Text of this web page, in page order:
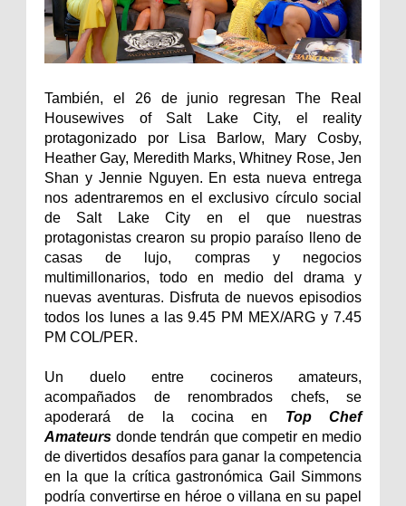
También, el 26 de junio regresan The Real
Housewives of Salt Lake City, el reality
protagonizado por Lisa Barlow, Mary Cosby,
Heather Gay, Meredith Marks, Whitney Rose, Jen
Shan y Jennie Nguyen. En esta nueva entrega
nos adentraremos en el exclusivo círculo social
de Salt Lake City en el que nuestras
protagonistas crearon su propio paraíso lleno de
casas de lujo, compras y negocios
multimillonarios, todo en medio del drama y
nuevas aventuras. Disfruta de nuevos episodios
todos los lunes a las 9.45 PM MEX/ARG y 7.45
PM COL/PER.
Un duelo entre cocineros amateurs,
acompañados de renombrados chefs, se
apoderará de la cocina en Top Chef
Amateurs donde tendrán que competir en medio
de divertidos desafíos para ganar la competencia
en la que la crítica gastronómica Gail Simmons
podría convertirse en héroe o villana en su papel